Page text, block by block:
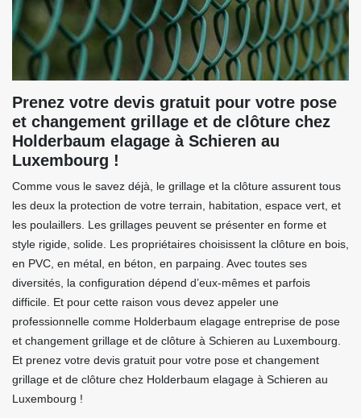
Prenez votre devis gratuit pour votre pose
et changement grillage et de clôture chez
Holderbaum elagage à Schieren au
Luxembourg !
Comme vous le savez déjà, le grillage et la clôture assurent tous
les deux la protection de votre terrain, habitation, espace vert, et
les poulaillers. Les grillages peuvent se présenter en forme et
style rigide, solide. Les propriétaires choisissent la clôture en bois,
en PVC, en métal, en béton, en parpaing. Avec toutes ses
diversités, la configuration dépend d’eux-mêmes et parfois
difficile. Et pour cette raison vous devez appeler une
professionnelle comme Holderbaum elagage entreprise de pose
et changement grillage et de clôture à Schieren au Luxembourg.
Et prenez votre devis gratuit pour votre pose et changement
grillage et de clôture chez Holderbaum elagage à Schieren au
Luxembourg !